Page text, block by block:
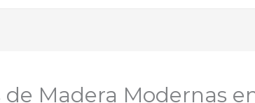
de Madera Modernas